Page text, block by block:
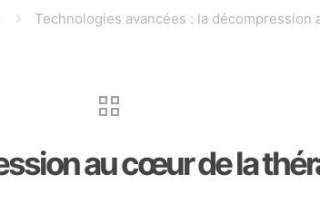
Technologies avancées : la
au cœur de la